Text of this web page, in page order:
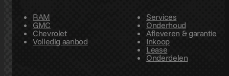
RAM
GMC
Chevrolet
Volledig aanbod
Services
Onderhoud
Afleveren & garantie
Inkoop
Lease
Onderdelen